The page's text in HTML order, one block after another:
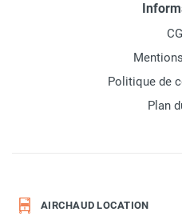
Politique de
Plan
AIRCHAUD LOCATION